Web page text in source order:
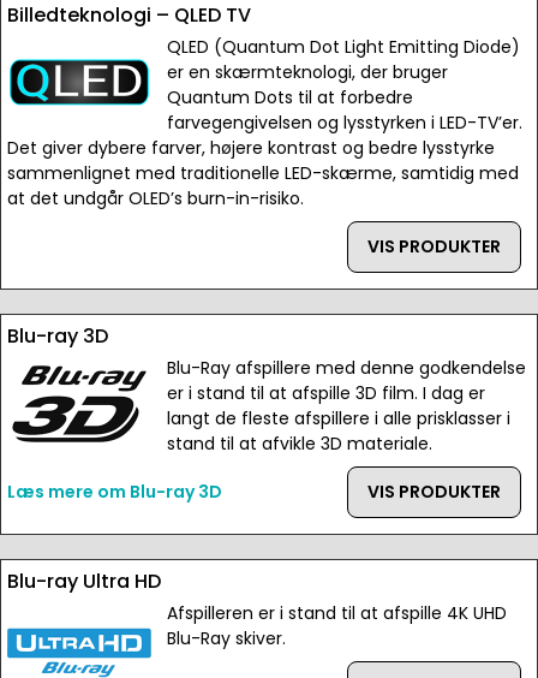
Billedteknologi – QLED TV
QLED (Quantum Dot Light Emitting Diode)
er en skærmteknologi, der bruger
Quantum Dots til at forbedre
farvegengivelsen og lysstyrken i LED-TV’er.
Det giver dybere farver, højere kontrast og bedre lysstyrke
sammenlignet med traditionelle LED-skærme, samtidig med
at det undgår OLED’s burn-in-risiko.
VIS PRODUKTER
Blu-ray 3D
Blu-Ray afspillere med denne godkendelse
er i stand til at afspille 3D film. I dag er
langt de fleste afspillere i alle prisklasser i
stand til at afvikle 3D materiale.
Læs mere om Blu-ray 3D
VIS PRODUKTER
Blu-ray Ultra HD
Afspilleren er i stand til at afspille 4K UHD
Blu-Ray skiver.